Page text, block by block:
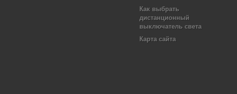
Как выбрать
дистанционный
выключатель света
Карта сайта